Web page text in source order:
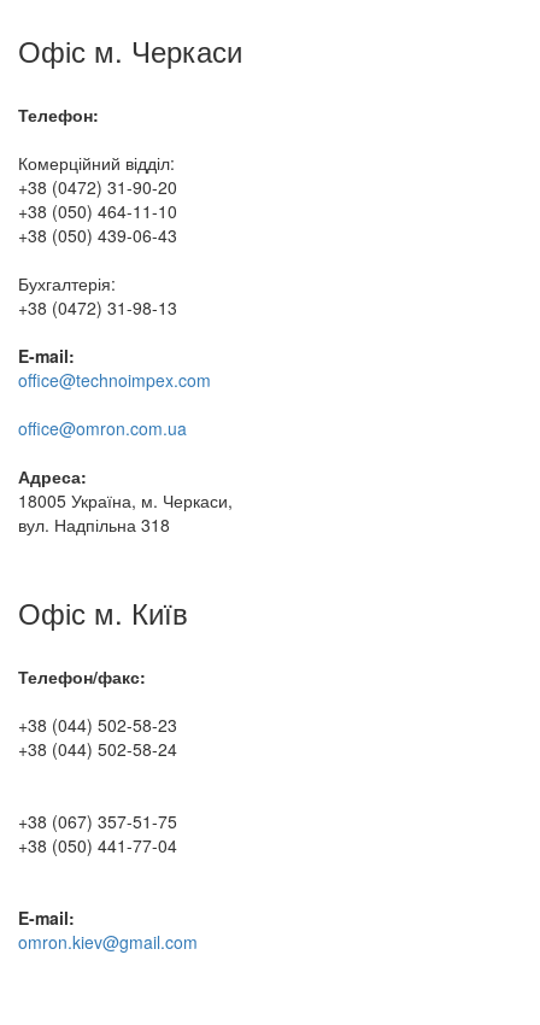
Офіс м. Черкаси
Телефон:
Комерційний відділ:
+38 (0472) 31-90-20
+38 (050) 464-11-10
+38 (050) 439-06-43
Бухгалтерія:
+38 (0472) 31-98-13
E-mail:
office@technoimpex.com
office@omron.com.ua
Адреса:
18005 Україна, м. Черкаси,
вул. Надпільна 318
Офіс м. Київ
Телефон/факс:
+38 (044) 502-58-23
+38 (044) 502-58-24
+38 (067) 357-51-75
+38 (050) 441-77-04
E-mail:
omron.kiev@gmail.com